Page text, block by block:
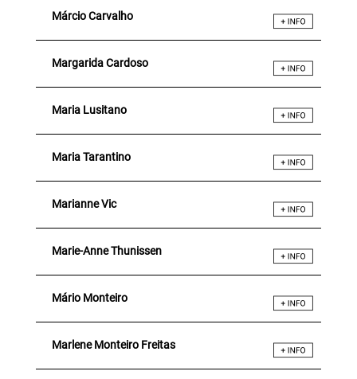
Márcio Carvalho
Margarida Cardoso
Maria Lusitano
Maria Tarantino
Marianne Vic
Marie-Anne Thunissen
Mário Monteiro
Marlene Monteiro Freitas